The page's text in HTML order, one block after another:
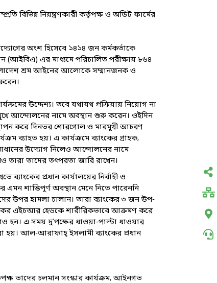
বিভিন্ন নিয়ন্ত্রণকারী কর্তৃপক্ষ ও অডিট ফার্মের
অংশ হিসেবে ১৪১৪ জন কর্মকর্তাকে
(আইবিএ) এর মাধ্যমে পরিচালিত পরীক্ষায় ৮৬৪
শ্রম আইনের আলোকে সম্মানজনক ও
উদ্দেশ্য। তবে যথাযথ প্রক্রিয়ায় নিয়োগ না
আন্দোলনের নামে অবস্থান শুরু করেন। ওইদিন
করে দিনভর শোরগোল ও মারমুখী আচরণ
ব্যাহত হয়। এ কার্যক্রমে ব্যাংকের গ্রাহক,
উদ্যোগ নিলেও আন্দোলনের নামে
তারা তাদের তৎপরতা জারি রাখেন।
ব্যাংকের প্রধান কার্যালয়ের নির্বাহী ও
এমন শান্তিপূর্ণ অবস্থান মেনে নিতে পারেননি
উপর হামলা চালান। তারা ব্যাংকের ৩ জন উপ-
এইচআর হেডকে শারীরিকভাবে আক্রমণ করে
হন। এ সময় দু’পক্ষের ধাওয়া-পাল্টা ধাওয়ার
হয়। আল-আরাফাহ্ ইসলামী ব্যাংকের প্রধান
তাদের চলমান সংস্কার কার্যক্রম, আইনগত